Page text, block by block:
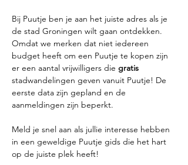
Bij Puutje ben je aan het juiste adres als je
de stad Groningen wilt gaan ontdekken.
Omdat we merken dat niet iedereen
budget heeft om een Puutje te kopen zijn
er een aantal vrijwilligers die gratis
stadwandelingen geven vanuit Puutje! De
eerste data zijn gepland en de
aanmeldingen zijn beperkt.
Meld je snel aan als jullie interesse hebben
in een geweldige Puutje gids die het hart
op de juiste plek heeft!